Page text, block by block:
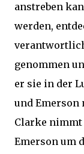
anstreben
werden,
genommen
er sie in der
und Emerson
Clarke nimmt
Emerson um